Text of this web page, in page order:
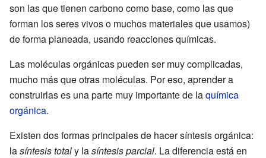
son las que tienen carbono como base, como las que
forman los seres vivos o muchos materiales que usamos)
de forma planeada, usando reacciones químicas.
Las moléculas orgánicas pueden ser muy complicadas,
mucho más que otras moléculas. Por eso, aprender a
construirlas es una parte muy importante de laquímica
orgánica.
Existen dos formas principales de hacer síntesis orgánica:
lasíntesis totaly lasíntesis parcial. La diferencia está en